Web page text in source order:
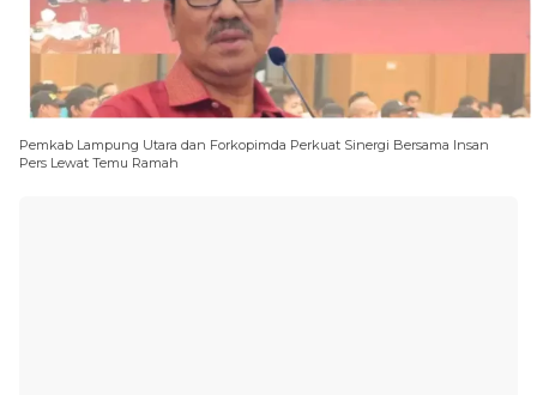
Pemkab Lampung Utara dan Forkopimda Perkuat Sinergi Bersama Insan
Pers Lewat Temu Ramah